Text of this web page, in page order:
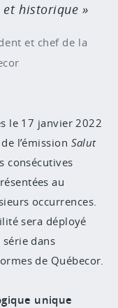
historique
et chef de la
le 17 janvier 2022
l’émission Salut
consécutives
au
occurrences.
sera déployé
dans
de Québecor.
unique